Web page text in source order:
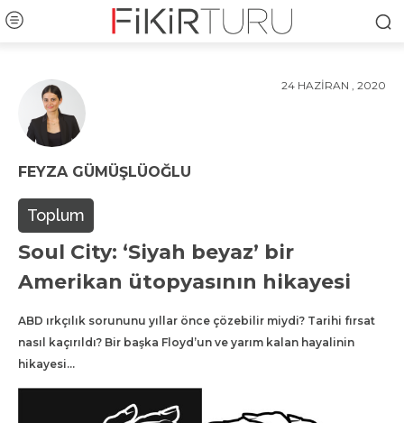
24 HAZIRAN , 2020
FEYZA GÜMÜŞLÜOĞLU
Toplum
Soul City: ‘Siyah beyaz’ bir
Amerikan ütopyasının hikayesi
ABD ırkçılık sorununu yıllar önce çözebilir miydi? Tarihi fırsat
nasıl kaçırıldı? Bir başka Floyd’un ve yarım kalan hayalinin
hikayesi…